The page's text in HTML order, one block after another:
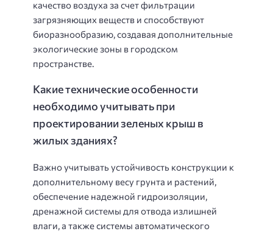
качество воздуха за счет фильтрации
загрязняющих веществ и способствуют
биоразнообразию, создавая дополнительные
экологические зоны в городском
пространстве.
Какие технические особенности
необходимо учитывать при
проектировании зеленых крыш в
жилых зданиях?
Важно учитывать устойчивость конструкции к
дополнительному весу грунта и растений,
обеспечение надежной гидроизоляции,
дренажной системы для отвода излишней
влаги, а также системы автоматического